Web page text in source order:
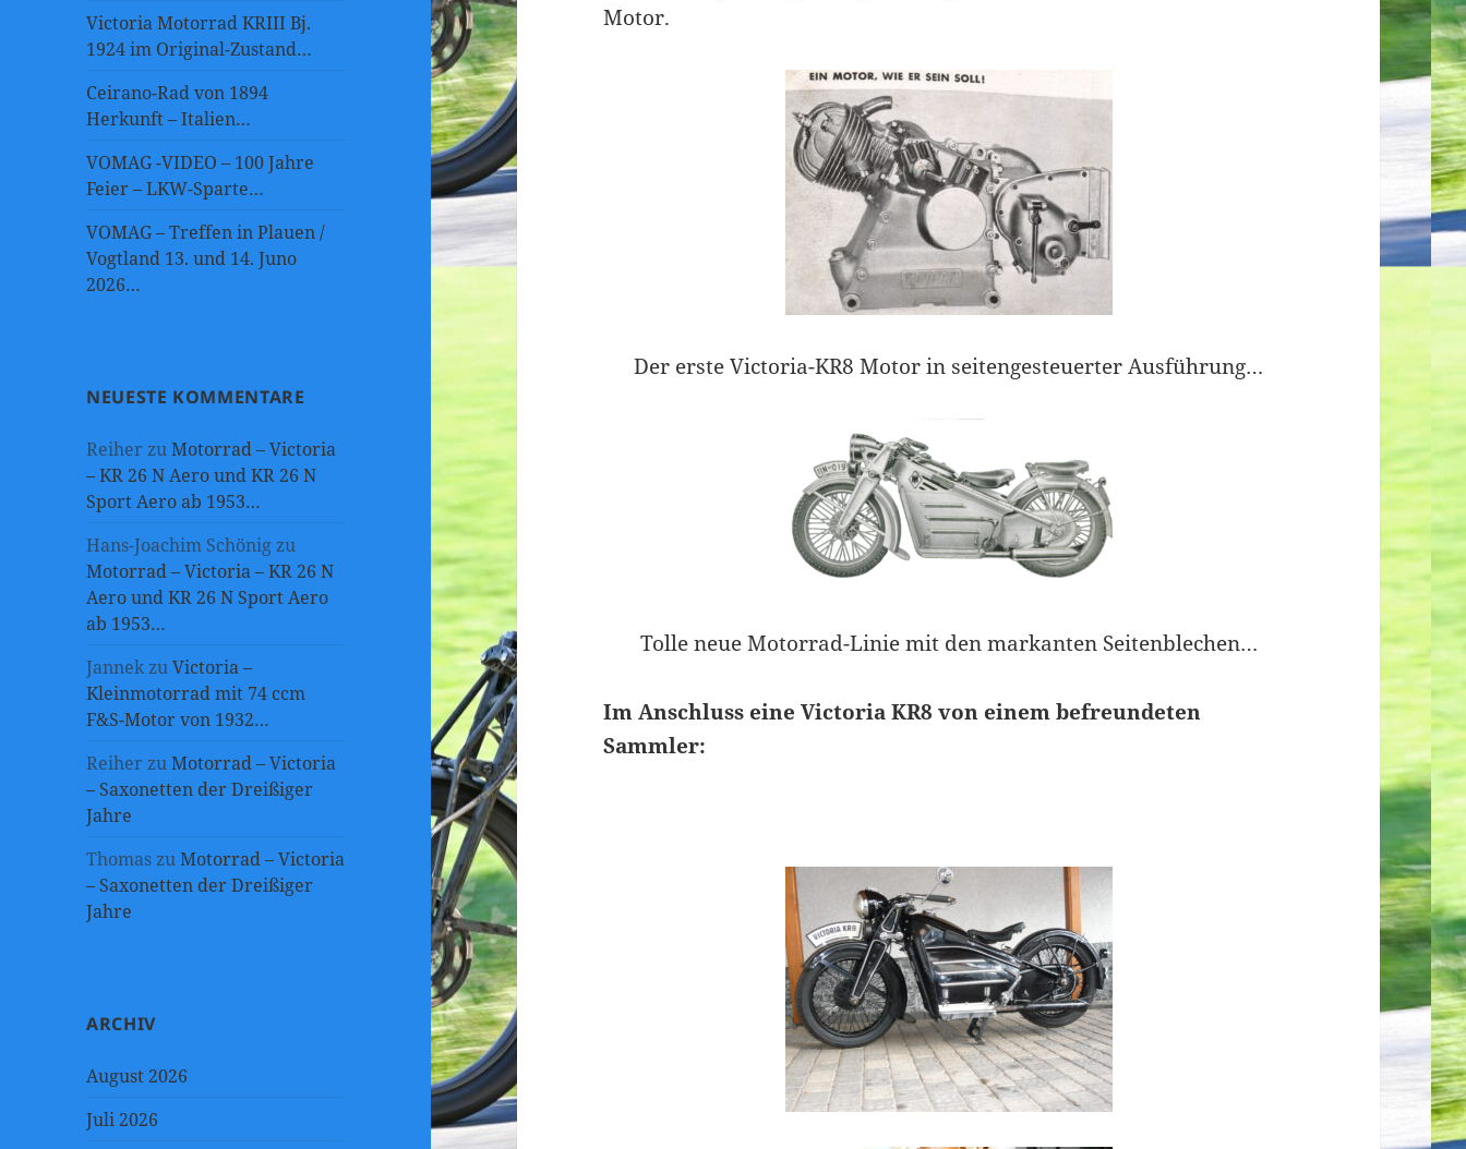
Victoria Motorrad KRIII Bj.
1924 im Original-Zustand…
Ceirano-Rad von 1894
Herkunft – Italien…
VOMAG -VIDEO – 100 Jahre
Feier – LKW-Sparte…
VOMAG – Treffen in Plauen /
Vogtland 13. und 14. Juno
2026…
NEUESTE KOMMENTARE
Reiher zuMotorrad – Victoria
– KR 26 N Aero und KR 26 N
Sport Aero ab 1953…
Hans-Joachim Schönigzu
Motorrad – Victoria – KR 26 N
Aero und KR 26 N Sport Aero
ab 1953…
JannekzuVictoria –
Kleinmotorrad mit 74 ccm
F&S-Motor von 1932…
Reiher zuMotorrad – Victoria
– Saxonetten der Dreißiger
Jahre
ThomaszuMotorrad – Victoria
– Saxonetten der Dreißiger
Jahre
ARCHIV
August 2026
Juli 2026
Motor.
Der erste Victoria-KR8 Motor in seitengesteuerter Ausführung…
Tolle neue Motorrad-Linie mit den markanten Seitenblechen…
Im Anschluss eine Victoria KR8 von einem befreundeten
Sammler: